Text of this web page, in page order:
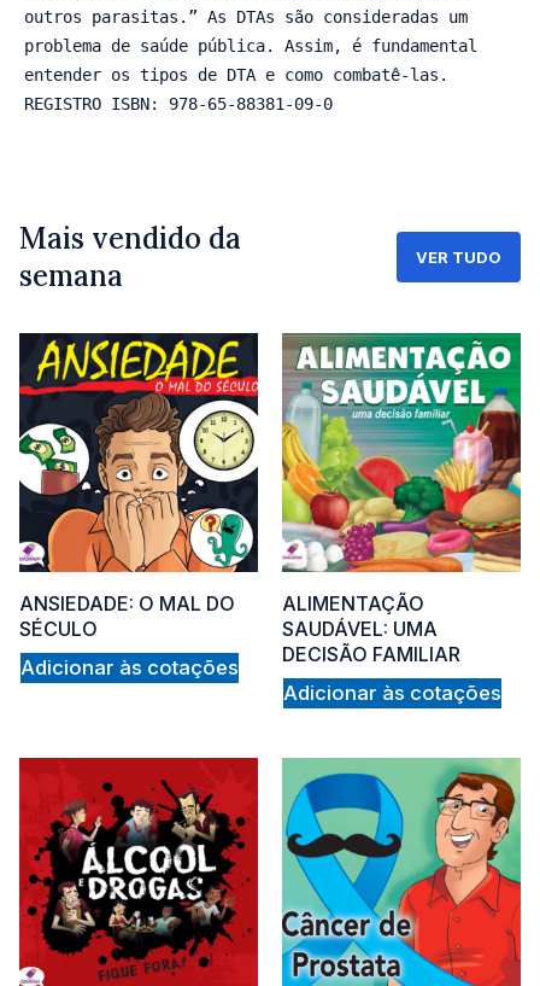
outros parasitas.” As DTAs são consideradas um
problema de saúde pública. Assim, é fundamental
entender os tipos de DTA e como combatê-las.
REGISTRO ISBN: 978-65-88381-09-0
Mais vendido da
semana
VER TUDO
ANSIEDADE: O MAL DO
SÉCULO
Adicionar às cotações
ALIMENTAÇÃO
SAUDÁVEL: UMA
DECISÃO FAMILIAR
Adicionar às cotações